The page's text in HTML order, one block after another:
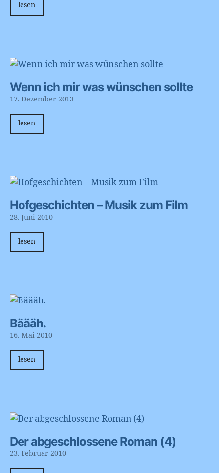
lesen
Wenn ich mir was wünschen sollte
17. Dezember 2013
lesen
Hofgeschichten – Musik zum Film
28. Juni 2010
lesen
Bäääh.
16. Mai 2010
lesen
Der abgeschlossene Roman (4)
23. Februar 2010